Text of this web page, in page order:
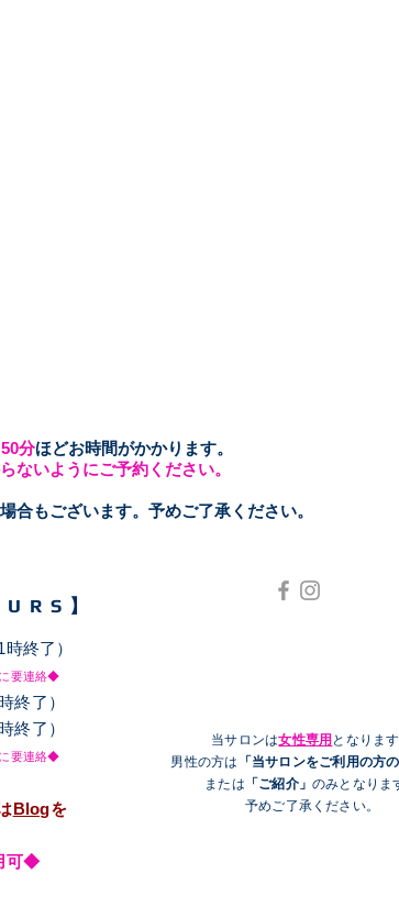
分ほどお時間がかかります。
ないようにご予約ください。
もございます。予めご了承ください。
】
終了）
要連絡◆
終了）
終了）
要連絡◆
Blogを
可◆
当サロンは女性専用 となります
​男性の方は
「当サロンをご利用の方
または 「ご紹介」 のみとなりま
予めご了承ください。